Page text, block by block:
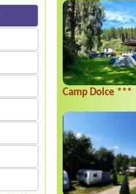
Camp Dolce ***